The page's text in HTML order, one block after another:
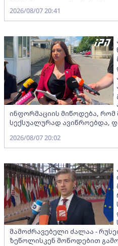
2026/08/07 20:41
ინფორმაციის მიწოდება,
სექსუალურად ავიწროებდა,
2026/08/07 20:02
მამოძრავებელი ძალაა -
ზეწოლისკენ მოწოდებით